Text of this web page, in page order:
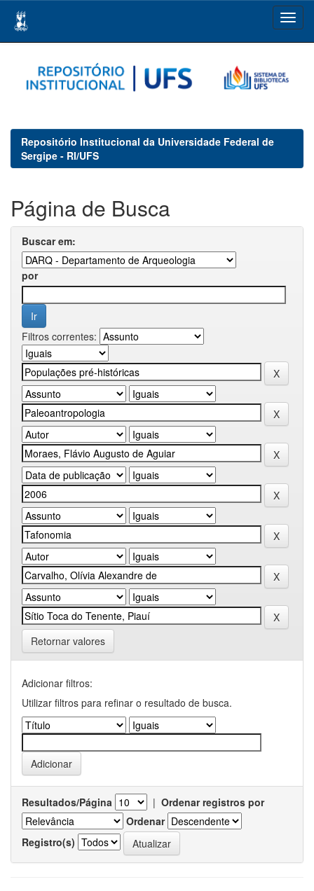
navigation
Repositório Institucional da Universidade Federal de
Sergipe - RI/UFS
Página de Busca
Buscar em:
por
Filtros correntes:
Retornar valores
Adicionar filtros:
Utilizar filtros para refinar o resultado de busca.
Resultados/Página | Ordenar registros por
Ordenar
Registro(s)